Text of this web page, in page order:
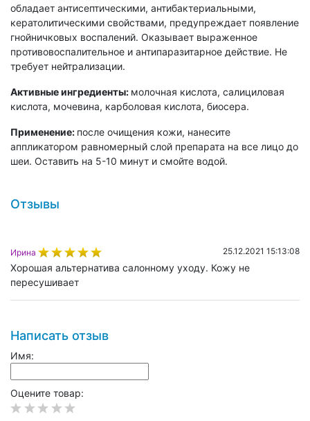
обладает антисептическими, антибактериальными,
кератолитическими свойствами, предупреждает появление
гнойничковых воспалений. Оказывает выраженное
противовоспалительное и антипаразитарное действие. Не
требует нейтрализации.
Активные ингредиенты: молочная кислота, салициловая
кислота, мочевина, карболовая кислота, биосера.
Применение: после очищения кожи, нанесите
аппликатором равномерный слой препарата на все лицо до
шеи. Оставить на 5-10 минут и смойте водой.
Отзывы
Ирина 25.12.2021 15:13:08
Хорошая альтернатива салонному уходу. Кожу не
пересушивает
Написать отзыв
Имя:
Оцените товар: